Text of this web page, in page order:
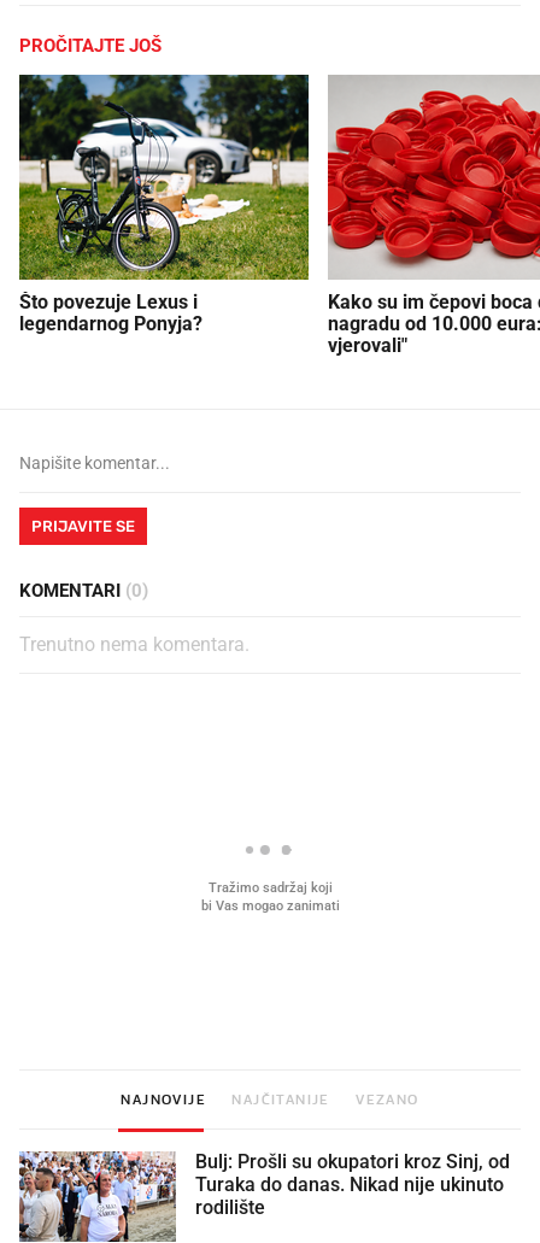
PROČITAJTE JOŠ
Što povezuje Lexus i
legendarnog Ponyja?
Kako su im čepovi boca
nagradu od 10.000
vjerovali"
PRIJAVITE SE
KOMENTARI (0)
Trenutno nema komentara.
NAJNOVIJE NAJČITANIJE VEZANO
Bulj: Prošli su okupatori kroz Sinj, od
Turaka do danas. Nikad nije ukinuto
rodilište